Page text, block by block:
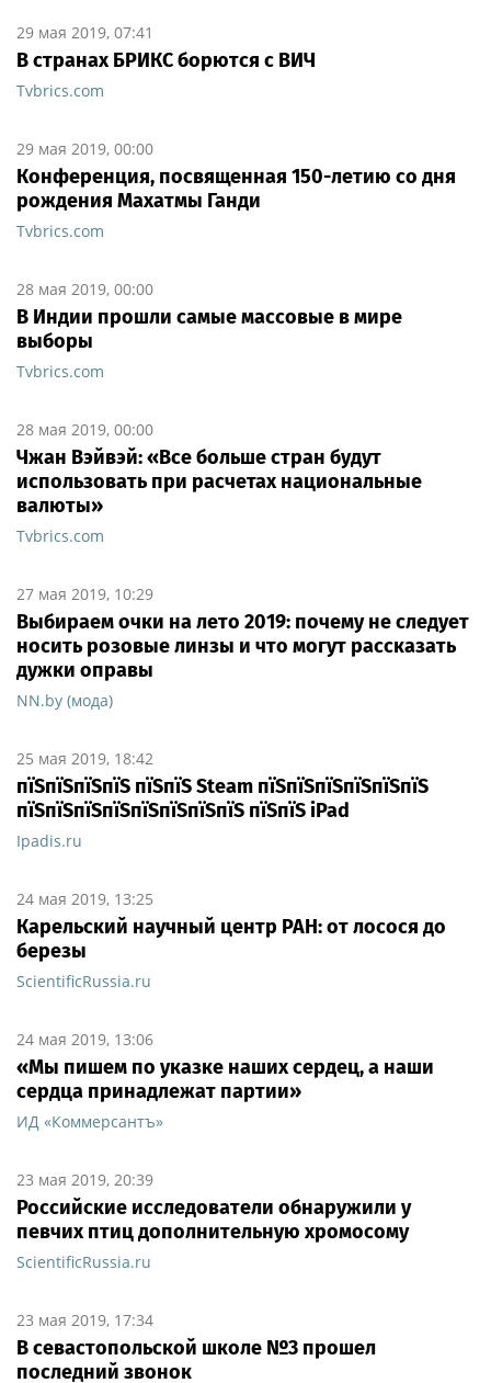
29 мая 2019, 07:41
В странах БРИКС борются с ВИЧ
Tvbrics.com
29 мая 2019, 00:00
Конференция, посвященная 150-летию со дня
рождения Махатмы Ганди
Tvbrics.com
28 мая 2019, 00:00
В Индии прошли самые массовые в мире
выборы
Tvbrics.com
28 мая 2019, 00:00
Чжан Вэйвэй: «Все больше стран будут
использовать при расчетах национальные
валюты»
Tvbrics.com
27 мая 2019, 10:29
Выбираем очки на лето 2019: почему не следует
носить розовые линзы и что могут рассказать
дужки оправы
NN.by (мода)
25 мая 2019, 18:42
пїЅпїЅпїЅпїЅ пїЅпїЅ Steam пїЅпїЅпїЅпїЅпїЅпїЅ
пїЅпїЅпїЅпїЅпїЅпїЅпїЅпїЅ пїЅпїЅ iPad
Ipadis.ru
24 мая 2019, 13:25
Карельский научный центр РАН: от лосося до
березы
ScientificRussia.ru
24 мая 2019, 13:06
«Мы пишем по указке наших сердец, а наши
сердца принадлежат партии»
ИД «Коммерсантъ»
23 мая 2019, 20:39
Российские исследователи обнаружили у
певчих птиц дополнительную хромосому
ScientificRussia.ru
23 мая 2019, 17:34
В севастопольской школе №3 прошел
последний звонок